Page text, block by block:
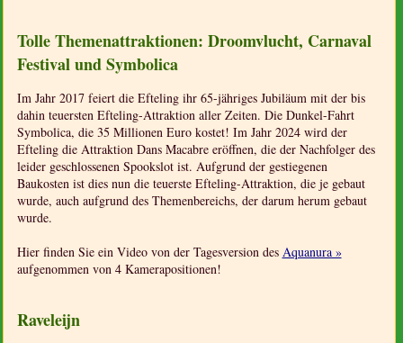
Tolle Themenattraktionen: Droomvlucht, Carnaval
Festival und Symbolica
Im Jahr 2017 feiert die Efteling ihr 65-jähriges Jubiläum mit der bis
dahin teuersten Efteling-Attraktion aller Zeiten. Die Dunkel-Fahrt
Symbolica, die 35 Millionen Euro kostet! Im Jahr 2024 wird der
Efteling die Attraktion Dans Macabre eröffnen, die der Nachfolger des
leider geschlossenen Spookslot ist. Aufgrund der gestiegenen
Baukosten ist dies nun die teuerste Efteling-Attraktion, die je gebaut
wurde, auch aufgrund des Themenbereichs, der darum herum gebaut
wurde.
Hier finden Sie ein Video von der Tagesversion des Aquanura »
aufgenommen von 4 Kamerapositionen!
Raveleijn